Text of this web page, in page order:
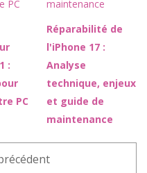
:
PC
Réparabilité de
l'iPhone 17 :
Analyse
technique, enjeux
et guide de
maintenance